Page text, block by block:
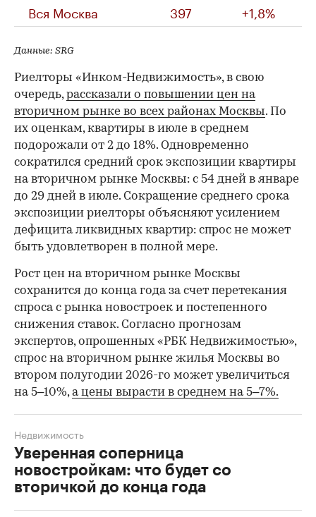
Вся Москва 397 +1,8%
Данные: SRG
Риелторы «Инком-Недвижимость», в свою
очередь,рассказали о повышении цен на
вторичном рынке во всех районах Москвы. По
их оценкам, квартиры в июле в среднем
подорожали от 2 до 18%. Одновременно
сократился средний срок экспозиции квартиры
на вторичном рынке Москвы: с 54 дней в январе
до 29 дней в июле. Сокращение среднего срока
экспозиции риелторы объясняют усилением
дефицита ликвидных квартир: спрос не может
быть удовлетворен в полной мере.
Рост цен на вторичном рынке Москвы
сохранится до конца года за счет перетекания
спроса с рынка новостроек и постепенного
снижения ставок. Согласно прогнозам
экспертов, опрошенных «РБК Недвижимостью»,
спрос на вторичном рынке жилья Москвы во
втором полугодии 2026-го может увеличиться
на 5–10%,а цены вырасти в среднем на 5–7%.
Уверенная соперница
новостройкам: что будет со
вторичкой до конца года
Недвижимость